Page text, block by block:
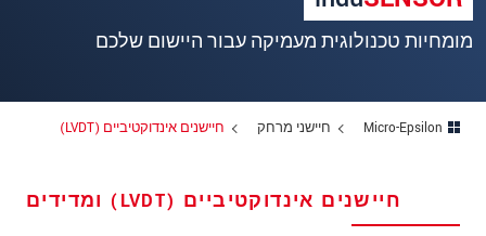
מומחיות טכנולוגית מעמיקה עבור היישום שלכם
Micro-Epsilon חיישני מרחק חיישנים אינדוקטיביים (LVDT)
חיישנים אינדוקטיביים (LVDT) ומדידים
שם משפחה*
כתובת
*